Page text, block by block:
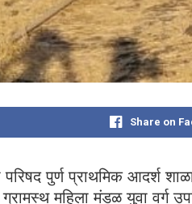
Share on
पुर्ण प्राथमिक आदर्श
महिला मंडळ युवा वर्ग